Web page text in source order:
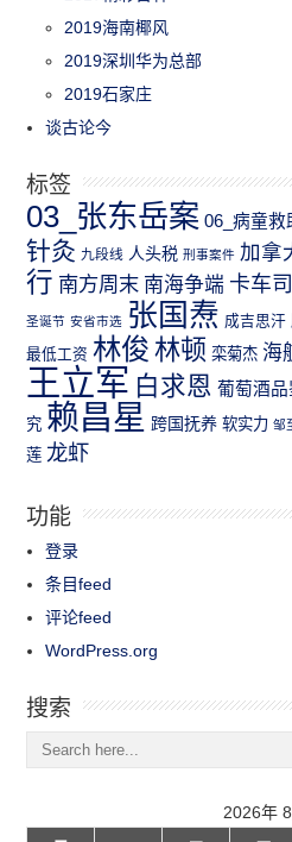
2019海南椰风
2019深圳华为总部
2019石家庄
谈古论今
标签
03_张东岳案 06_病童救
针灸 九段线 人头税 刑事案件 加拿
行 南方周末 南海争端 卡车
圣诞节 安省市选 张国焘 成吉思汗
最低工资 林俊 林顿 栾菊杰 海
王立军 白求恩 葡萄酒品
究 赖昌星 跨国抚养 软实力 邹
莲 龙虾
功能
登录
条目feed
评论feed
WordPress.org
搜索
2026年